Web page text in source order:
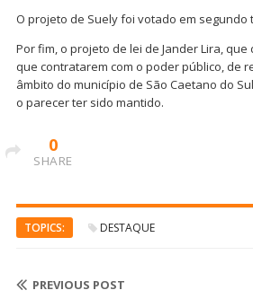
O projeto de Suely foi votado em
Por fim, o projeto de lei de Jander Lira,
que contratarem com o poder público, de
âmbito do município de São Caetano do
o parecer ter sido mantido.
0
SHARE
TOPICS: DESTAQUE
PREVIOUS POST